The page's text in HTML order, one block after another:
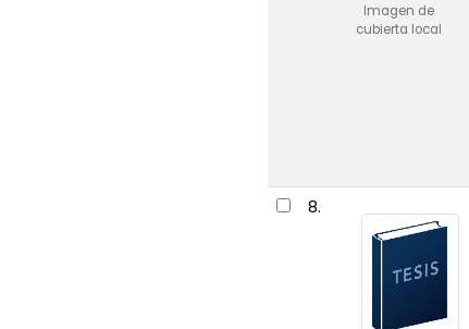
Imagen de
cubierta local
8.